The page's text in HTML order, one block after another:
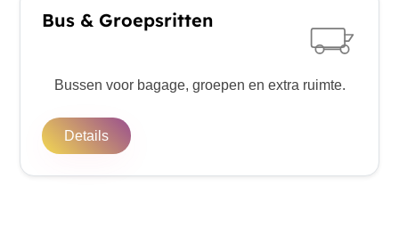
Bus & Groepsritten
Bussen voor bagage, groepen en extra ruimte.
Details